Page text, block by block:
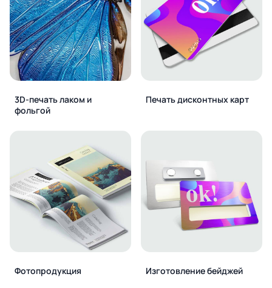
3D-печать лаком и
фольгой
Печать дисконтных карт
Фотопродукция Изготовление бейджей